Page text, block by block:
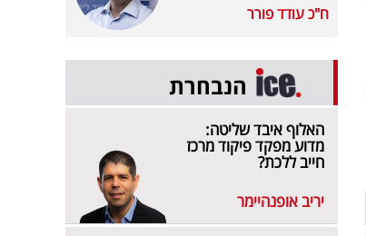
ח"כ עודד פורר
הנבחרת
האלוף איבד שליטה:
מדוע מפקד פיקוד מרכז
חייב ללכת?
יריב אופנהיימר